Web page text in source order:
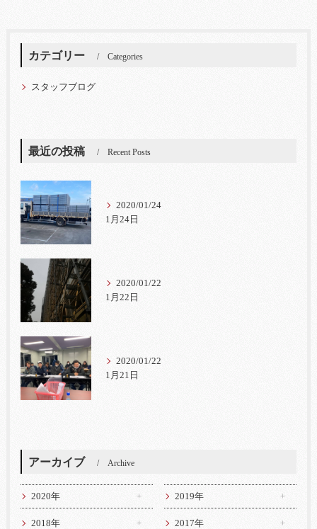
カテゴリー Categories
スタッフブログ
最近の投稿 Recent Posts
2020/01/24
1月24日
2020/01/22
1月22日
2020/01/22
1月21日
アーカイブ Archive
2020年 2019年
2018年 2017年